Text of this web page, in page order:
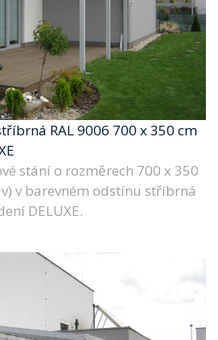
RAL 9006 700 x 350 cm
stání o rozměrech 700 x 350
v barevném odstínu stříbrná
DELUXE.